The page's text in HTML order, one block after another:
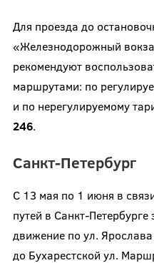
Для проезда до
«Железнодорожный
рекомендуют
маршрутами: по
и по нерегулируемому
246.
Санкт-Петербург
С 13 мая по 1 июня в
путей в Санкт-
движение по ул.
до Бухарестской ул.